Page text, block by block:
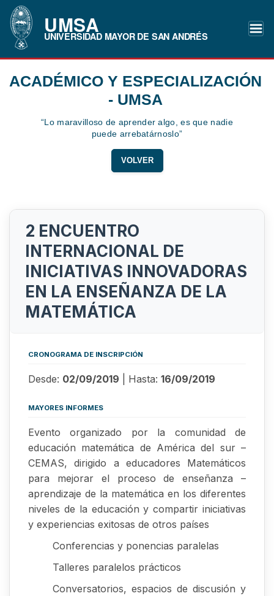
UMSA
UNIVERSIDAD MAYOR DE SAN ANDRÉS
ACADÉMICO Y ESPECIALIZACIÓN
- UMSA
“Lo maravilloso de aprender algo, es que nadie
puede arrebatárnoslo”
VOLVER
2 ENCUENTRO
INTERNACIONAL DE
INICIATIVAS INNOVADORAS
EN LA ENSEÑANZA DE LA
MATEMÁTICA
CRONOGRAMA DE INSCRIPCIÓN
Desde: 02/09/2019 | Hasta: 16/09/2019
MAYORES INFORMES
Evento organizado por la comunidad de
educación matemática de América del sur –
CEMAS, dirigido a educadores Matemáticos
para mejorar el proceso de enseñanza –
aprendizaje de la matemática en los diferentes
niveles de la educación y compartir iniciativas
y experiencias exitosas de otros países
Conferencias y ponencias paralelas
Talleres paralelos prácticos
Conversatorios, espacios de discusión y